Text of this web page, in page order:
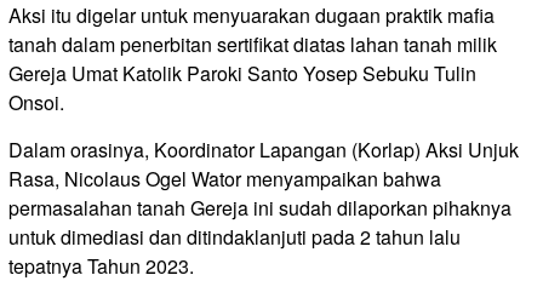
Aksi itu digelar untuk menyuarakan dugaan praktik mafia
tanah dalam penerbitan sertifikat diatas lahan tanah milik
Gereja Umat Katolik Paroki Santo Yosep Sebuku Tulin
Onsoi.
Dalam orasinya, Koordinator Lapangan (Korlap) Aksi Unjuk
Rasa, Nicolaus Ogel Wator menyampaikan bahwa
permasalahan tanah Gereja ini sudah dilaporkan pihaknya
untuk dimediasi dan ditindaklanjuti pada 2 tahun lalu
tepatnya Tahun 2023.